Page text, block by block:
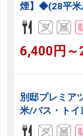
煙】◆(28平米
6,400円～
別邸プレミア
米/バス・トイ